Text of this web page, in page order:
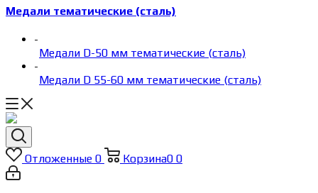
Медали тематические (сталь)
-
Медали D-50 мм тематические (сталь)
-
Медали D 55-60 мм тематические (сталь)
Отложенные 0 Корзина0 0